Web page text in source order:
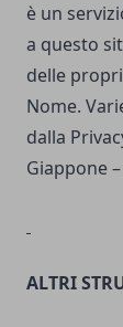
è un
a questo
delle
Nome.
dalla
Giappone –
ALTRI